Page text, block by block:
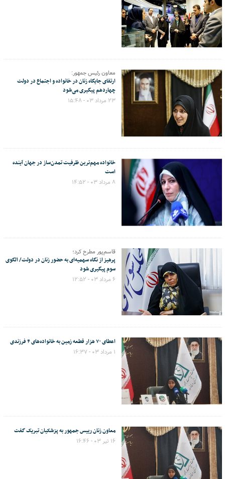
معاون رئیس جمهور:
ارتقای جایگاه زنان در خانواده و اجتماع در دولت
چهاردهم پیگیری می‌شود
۲۳ مرداد ۰۳ - ۱۵:۴۸
خانواده مهم‌ترین ظرفیت تمدن‌ساز در جهان آینده
است
۸ مرداد ۰۳ - ۱۴:۵۲
قاسم‌پور مطرح کرد؛
پرهیز از نگاه سهمیه‌ای به حضور زنان در دولت/ الگوی
سوم پیگیری شود
۶ مرداد ۰۳ - ۱۲:۵۲
اعطای ۷۰ هزار قطعه زمین به خانواده‌های ۴ فرزندی
۱ مرداد ۰۳ - ۱۶:۳۷
معاون زنان رییس جمهور به پزشکیان تبریک گفت
۱۶ تیر ۰۳ - ۱۶:۴۶